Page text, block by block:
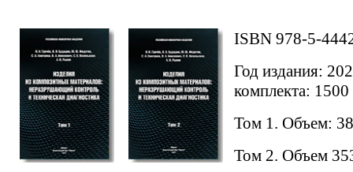
ISBN 978-5-
Год издания:
комплекта: 1500
Том 1. Объем:
Том 2. Объем